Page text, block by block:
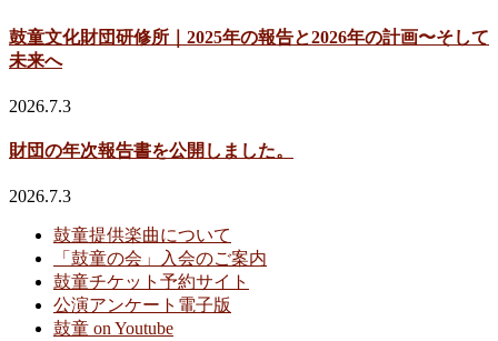
鼓童文化財団研修所｜2025年の報告と2026年の計画〜そして
未来へ
2026.7.3
財団の年次報告書を公開しました。
2026.7.3
鼓童提供楽曲について
「鼓童の会」入会のご案内
鼓童チケット予約サイト
公演アンケート電子版
鼓童 on Youtube